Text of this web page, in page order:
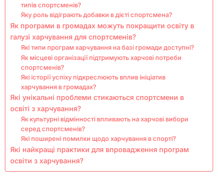
типів спортсменів?
Яку роль відіграють добавки в дієті спортсмена?
Як програми в громадах можуть покращити освіту в
галузі харчування для спортсменів?
Які типи програм харчування на базі громади доступні?
Як місцеві організації підтримують харчові потреби
спортсменів?
Які історії успіху підкреслюють вплив ініціатив
харчування в громадах?
Які унікальні проблеми стикаються спортсмени в
освіті з харчування?
Як культурні відмінності впливають на харчові вибори
серед спортсменів?
Які поширені помилки щодо харчування в спорті?
Які найкращі практики для впровадження програм
освіти з харчування?